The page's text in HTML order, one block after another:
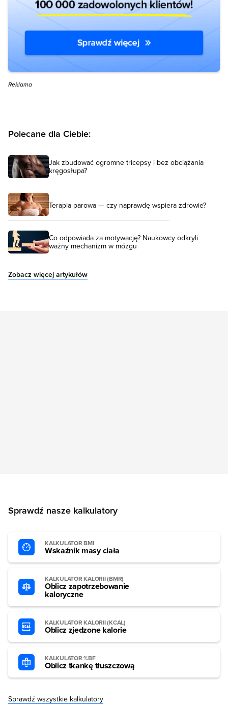
Reklama
Polecane dla Ciebie:
Jak zbudować ogromne tricepsy i bez obciążania
kręgosłupa?
Terapia parowa — czy naprawdę wspiera zdrowie?
Co odpowiada za motywację? Naukowcy odkryli
ważny mechanizm w mózgu
Zobacz więcej artykułów
Sprawdź nasze kalkulatory
KALKULATOR BMI
Wskaźnik masy ciała
KALKULATOR KALORII (BMR)
Oblicz zapotrzebowanie
kaloryczne
KALKULATOR KALORII (KCAL)
Oblicz zjedzone kalorie
KALKULATOR %BF
Oblicz tkankę tłuszczową
Sprawdź wszystkie kalkulatory